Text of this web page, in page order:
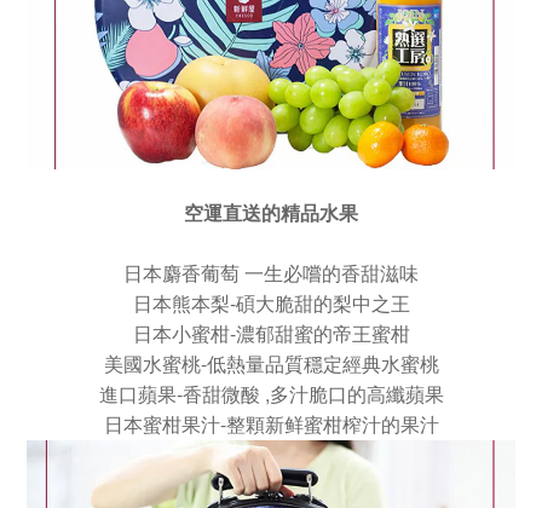
空運直送的精品水果
日本麝香葡萄 一生必嚐的香甜滋味
日本熊本梨-碩大脆甜的梨中之王
日本小蜜柑-濃郁甜蜜的帝王蜜柑
美國水蜜桃-低熱量品質穩定經典水蜜桃
進口蘋果-香甜微酸 ,多汁脆口的高纖蘋果
日本蜜柑果汁-整顆新鲜蜜柑榨汁的果汁